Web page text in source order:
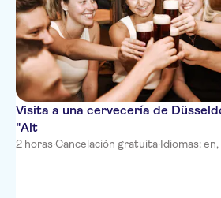
Visita a una cervecería de
"Alt
2 horas·Cancelación gratuita·Idiomas: en,